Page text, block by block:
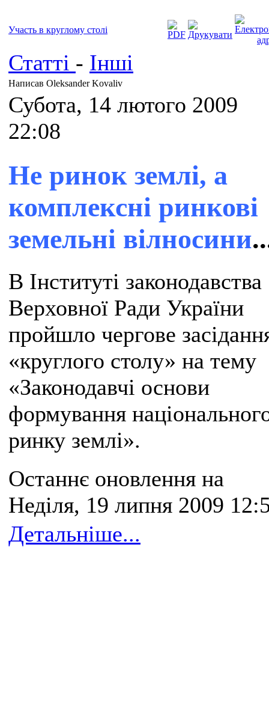
Участь в круглому столі
Статті - Інші
Написав Oleksander Kovaliv
Субота, 14 лютого 2009
22:08
Не ринок землі, а
комплексні ринкові
земельні вілносини
В Інституті законодавства
Верховної Ради України
пройшло чергове
«круглого столу» на тему
«Законодавчі основи
формування
ринку землі».
Останнє оновлення на
Неділя, 19 липня 2009
Детальніше...